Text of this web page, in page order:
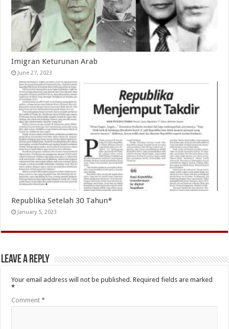
Imigran Keturunan Arab
June 27, 2023
Republika Setelah 30 Tahun*
January 5, 2023
Leave a Reply
Your email address will not be published. Required fields are marked
*
Comment*